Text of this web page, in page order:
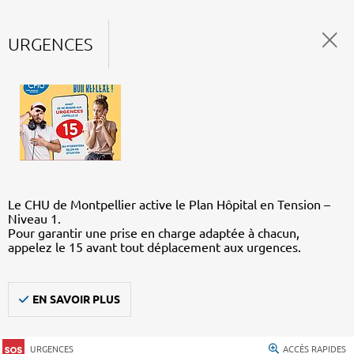
URGENCES
Le CHU de Montpellier active le Plan Hôpital en Tension –
Niveau 1.
Pour garantir une prise en charge adaptée à chacun,
appelez le 15 avant tout déplacement aux urgences.
EN SAVOIR PLUS
URGENCES ACCÈS RAPIDES